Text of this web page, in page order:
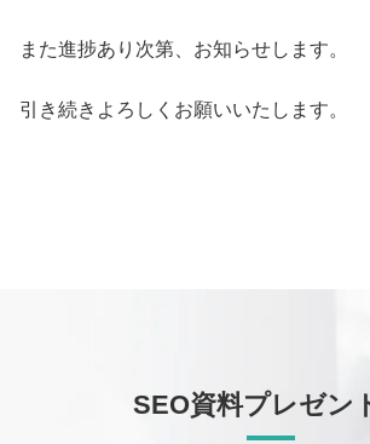
また進捗あり次第、お知らせします。
引き続きよろしくお願いいたします。
SEO資料プレゼン